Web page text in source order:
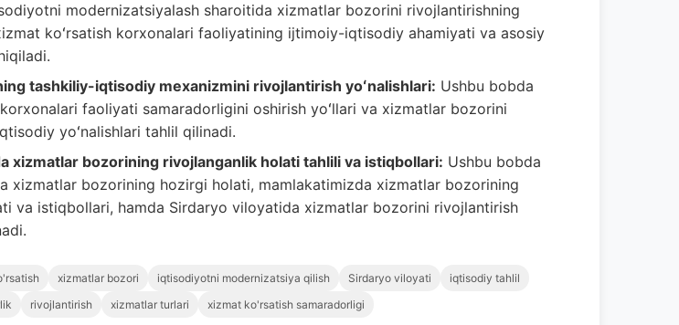
modernizatsiyalash sharoitida xizmatlar bozorini rivojlantirishning
koʻrsatish korxonalari faoliyatining ijtimoiy-iqtisodiy ahamiyati va asosiy
tashkiliy-iqtisodiy mexanizmini rivojlantirish yoʻnalishlari: Ushbu bobda
faoliyati samaradorligini oshirish yoʻllari va xizmatlar bozorini
yoʻnalishlari tahlil qilinadi.
xizmatlar bozorining rivojlanganlik holati tahlili va istiqbollari: Ushbu bobda
xizmatlar bozorining hozirgi holati, mamlakatimizda xizmatlar bozorining
va istiqbollari, hamda Sirdaryo viloyatida xizmatlar bozorini rivojlantirish
xizmatlar bozori iqtisodiyotni modernizatsiya qilish Sirdaryo viloyati
iqtisodiy tahlil
rivojlantirish xizmatlar turlari xizmat ko'rsatish samaradorligi